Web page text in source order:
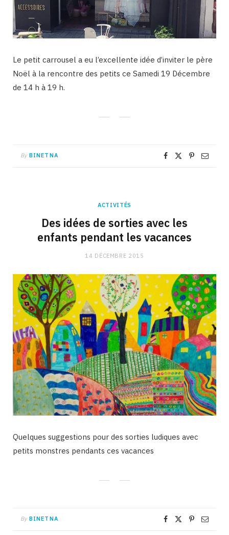
Le petit carrousel a eu l’excellente idée d’inviter le père
Noël à la rencontre des petits ce Samedi 19 Décembre
de 14 h à 19 h.
By BINETNA
ACTIVITÉS
Des idées de sorties avec les
enfants pendant les vacances
14 DÉCEMBRE 2015
Quelques suggestions pour des sorties ludiques avec
petits monstres pendants ces vacances
By BINETNA